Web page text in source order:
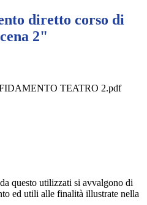
diretto corso di
2"
TEATRO 2.pdf
questo utilizzati si avvalgono di
ed utili alle finalità illustrate nella